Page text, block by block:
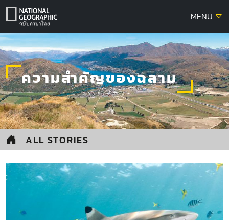
Skip
MENU
ความสำคัญของฉลาม
ALL STORIES